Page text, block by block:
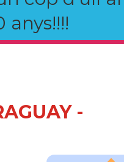
anys!!!!
-